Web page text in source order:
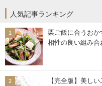
人気記事ランキング
栗ご飯に合うおか
相性の良い組み合
【完全版】美し